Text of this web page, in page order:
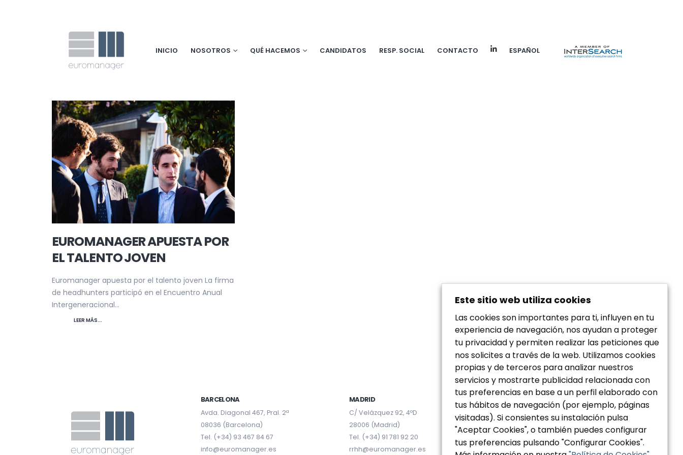
INICIO NOSOTROS QUÉ HACEMOS CANDIDATOS RESP. SOCIAL CONTACTO ESPAÑOL
EUROMANAGER APUESTA POR
EL TALENTO JOVEN
Euromanager apuesta por el talento joven La firma
de headhunters participó en el Encuentro Anual
Intergeneracional...
LEER MÁS...
BARCELONA
Avda. Diagonal 467, Pral. 2ª
08036 (Barcelona)
Tel. (+34) 93 467 84 67
info@euromanager.es
MADRID
C/ Velázquez 92, 4ºD
28006 (Madrid)
Tel. (+34) 91 781 92 20
rrhh@euromanager.es
Política de privacidad
Aviso Legal
Política de Cookies
Accesibilidad
Este sitio web utiliza cookies
Las cookies son importantes para ti, influyen en tu
experiencia de navegación, nos ayudan a proteger
tu privacidad y permiten realizar las peticiones que
nos solicites a través de la web. Utilizamos cookies
propias y de terceros para analizar nuestros
servicios y mostrarte publicidad relacionada con
tus preferencias en base a un perfil elaborado con
tus hábitos de navegación (por ejemplo, páginas
visitadas). Si consientes su instalación pulsa
"Aceptar Cookies", o también puedes configurar
tus preferencias pulsando "Configurar Cookies".